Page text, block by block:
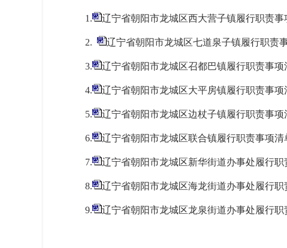
1. 辽宁省朝阳市龙城区西大营子镇履行职责事
2. 辽宁省朝阳市龙城区七道泉子镇履行职责
3. 辽宁省朝阳市龙城区召都巴镇履行职责事项
4. 辽宁省朝阳市龙城区大平房镇履行职责事项
5. 辽宁省朝阳市龙城区边杖子镇履行职责事项
6. 辽宁省朝阳市龙城区联合镇履行职责事项清
7. 辽宁省朝阳市龙城区新华街道办事处履行职
8. 辽宁省朝阳市龙城区海龙街道办事处履行职
9. 辽宁省朝阳市龙城区龙泉街道办事处履行职